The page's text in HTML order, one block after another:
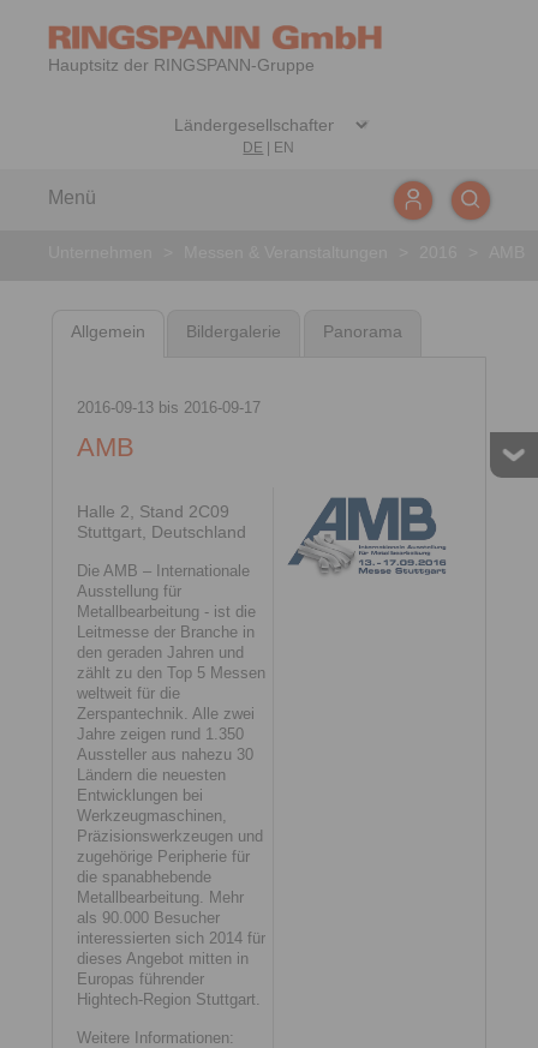
Hauptsitz der RINGSPANN-Gruppe
DE EN
Menü
Allgemein Bildergalerie Panorama
2016-09-13bis 2016-09-17
AMB
Halle 2, Stand 2C09
Stuttgart, Deutschland
Die AMB – Internationale
Ausstellung für
Metallbearbeitung - ist die
Leitmesse der Branche in
den geraden Jahren und
zählt zu den Top 5 Messen
weltweit für die
Zerspantechnik. Alle zwei
Jahre zeigen rund 1.350
Aussteller aus nahezu 30
Ländern die neuesten
Entwicklungen bei
Werkzeugmaschinen,
Präzisionswerkzeugen und
zugehörige Peripherie für
die spanabhebende
Metallbearbeitung. Mehr
als 90.000 Besucher
interessierten sich 2014 für
dieses Angebot mitten in
Europas führender
Hightech-Region Stuttgart.
Weitere Informationen: